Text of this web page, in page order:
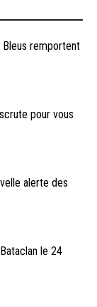
Bleus remportent
pour vous
alerte des
le 24